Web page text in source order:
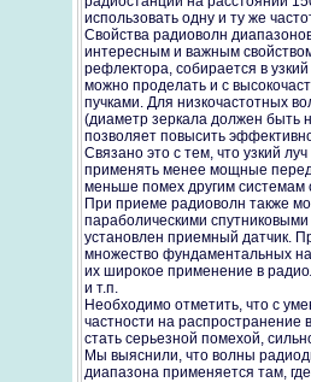
использовать одну и ту же
Свойства радиоволн
интересным и важным
рефлектора, собирается в
можно проделать и с
пучками. Для низкочастотных
(диаметр зеркала должен быть
позволяет повысить
Связано это с тем, что узкий
применять менее мощные
меньше помех другим системам
При приеме радиоволн также
параболическими
установлен приемный датчик.
множество фундаментальных
их широкое применение в
и т.п.
Необходимо отметить, что с
частности на распространение
стать серьезной помехой,
Мы выяснили, что волны
диапазона применяется там,